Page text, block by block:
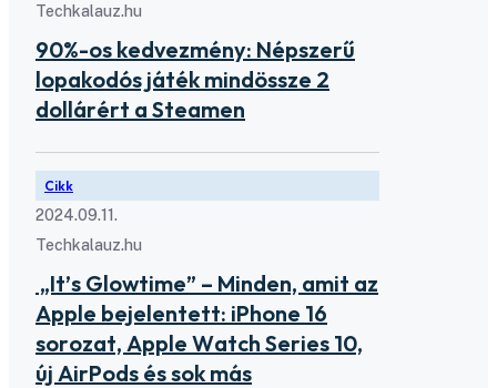
Techkalauz.hu
90%-os kedvezmény: Népszerű
lopakodós játék mindössze 2
dollárért a Steamen
Cikk
2024.09.11.
Techkalauz.hu
„It’s Glowtime” – Minden, amit az
Apple bejelentett: iPhone 16
sorozat, Apple Watch Series 10,
új AirPods és sok más